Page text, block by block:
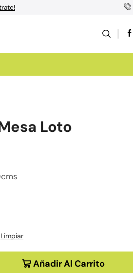
Loto
Limpiar
Añadir Al Carrito